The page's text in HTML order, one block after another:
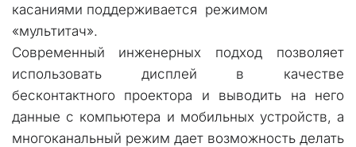
касаниями поддерживается  режимом
«мультитач».
Современный инженерных подход позволяет
использовать дисплей в качестве
бесконтактного проектора и выводить на него
данные с компьютера и мобильных устройств, а
многоканальный режим дает возможность делать